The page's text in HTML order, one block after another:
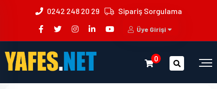
0242 248 20 29 Sipariş Sorgulama
Üye Girişi
0